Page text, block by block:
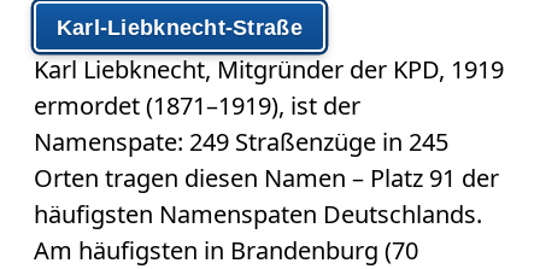
Karl-Liebknecht-Straße
Karl Liebknecht, Mitgründer der KPD, 1919
ermordet (1871–1919), ist der
Namenspate: 249 Straßenzüge in 245
Orten tragen diesen Namen – Platz 91 der
häufigsten Namenspaten Deutschlands.
Am häufigsten in Brandenburg (70